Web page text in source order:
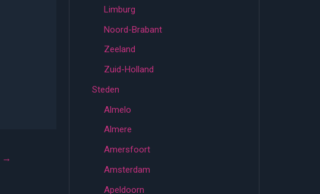
→
Limburg
Noord-Brabant
Zeeland
Zuid-Holland
Steden
Almelo
Almere
Amersfoort
Amsterdam
Apeldoorn